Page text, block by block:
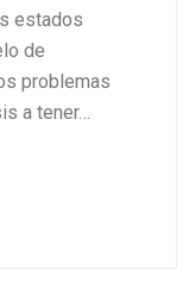
estados
de
problemas
a tener…